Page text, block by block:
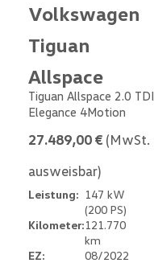
Volkswagen
Tiguan
Allspace
Tiguan Allspace 2.0 TDI
Elegance 4Motion
27.489,00 € (MwSt.
ausweisbar)
Leistung: 147 kW
(200 PS)
Kilometer:121.770
km
EZ:
08/2022